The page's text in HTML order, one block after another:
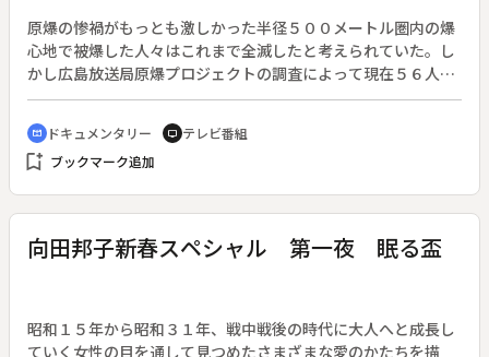
原爆の惨禍がもっとも激しかった半径５００メートル圏内の爆
心地で被爆した人々はこれまで全滅したと考えられていた。し
かし広島放送局原爆プロジェクトの調査によって現在５６人の
人びとが生存していることが判明した。爆心地で被爆しながら
奇跡的に生存しているこれら５６人はどのようにして今日まで
生きぬいてきたのか。４０年前の被爆の現場を精密に再現し、
彼らの証言を加えて科学的に分析、解明していく。
cinematic_blur ドキュメンタリー tv テレビ番組
bookmark_add ブックマーク追加
向田邦子新春スペシャル 第一夜 眠る盃
昭和１５年から昭和３１年、戦中戦後の時代に大人へと成長し
ていく女性の目を通して見つめたさまざまな愛のかたちを描